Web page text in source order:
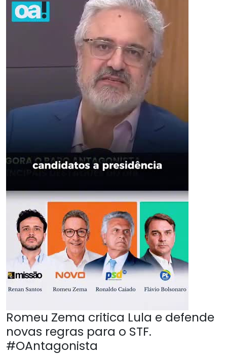
Romeu Zema critica Lula e defende
novas regras para o STF.
#OAntagonista